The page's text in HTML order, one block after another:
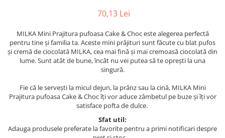
70,13 Lei
MILKA Mini Prajitura pufoasa Cake & Choc este alegerea perfectă
pentru tine și familia ta. Aceste mini prăjituri sunt făcute cu blat pufos
și cremă de ciocolată MILKA, cea mai fină și mai cremoasă ciocolată din
lume. Sunt atât de bune, încât nu vei putea să te oprești la una
singură.
Fie că le servești la micul dejun, la prânz sau la cină, MILKA Mini
Prajitura pufoasa Cake & Choc îți vor aduce zâmbetul pe buze și îți vor
satisface pofta de dulce.
Sfat util:
Adauga produsele preferate la favorite pentru a primi notificari despre